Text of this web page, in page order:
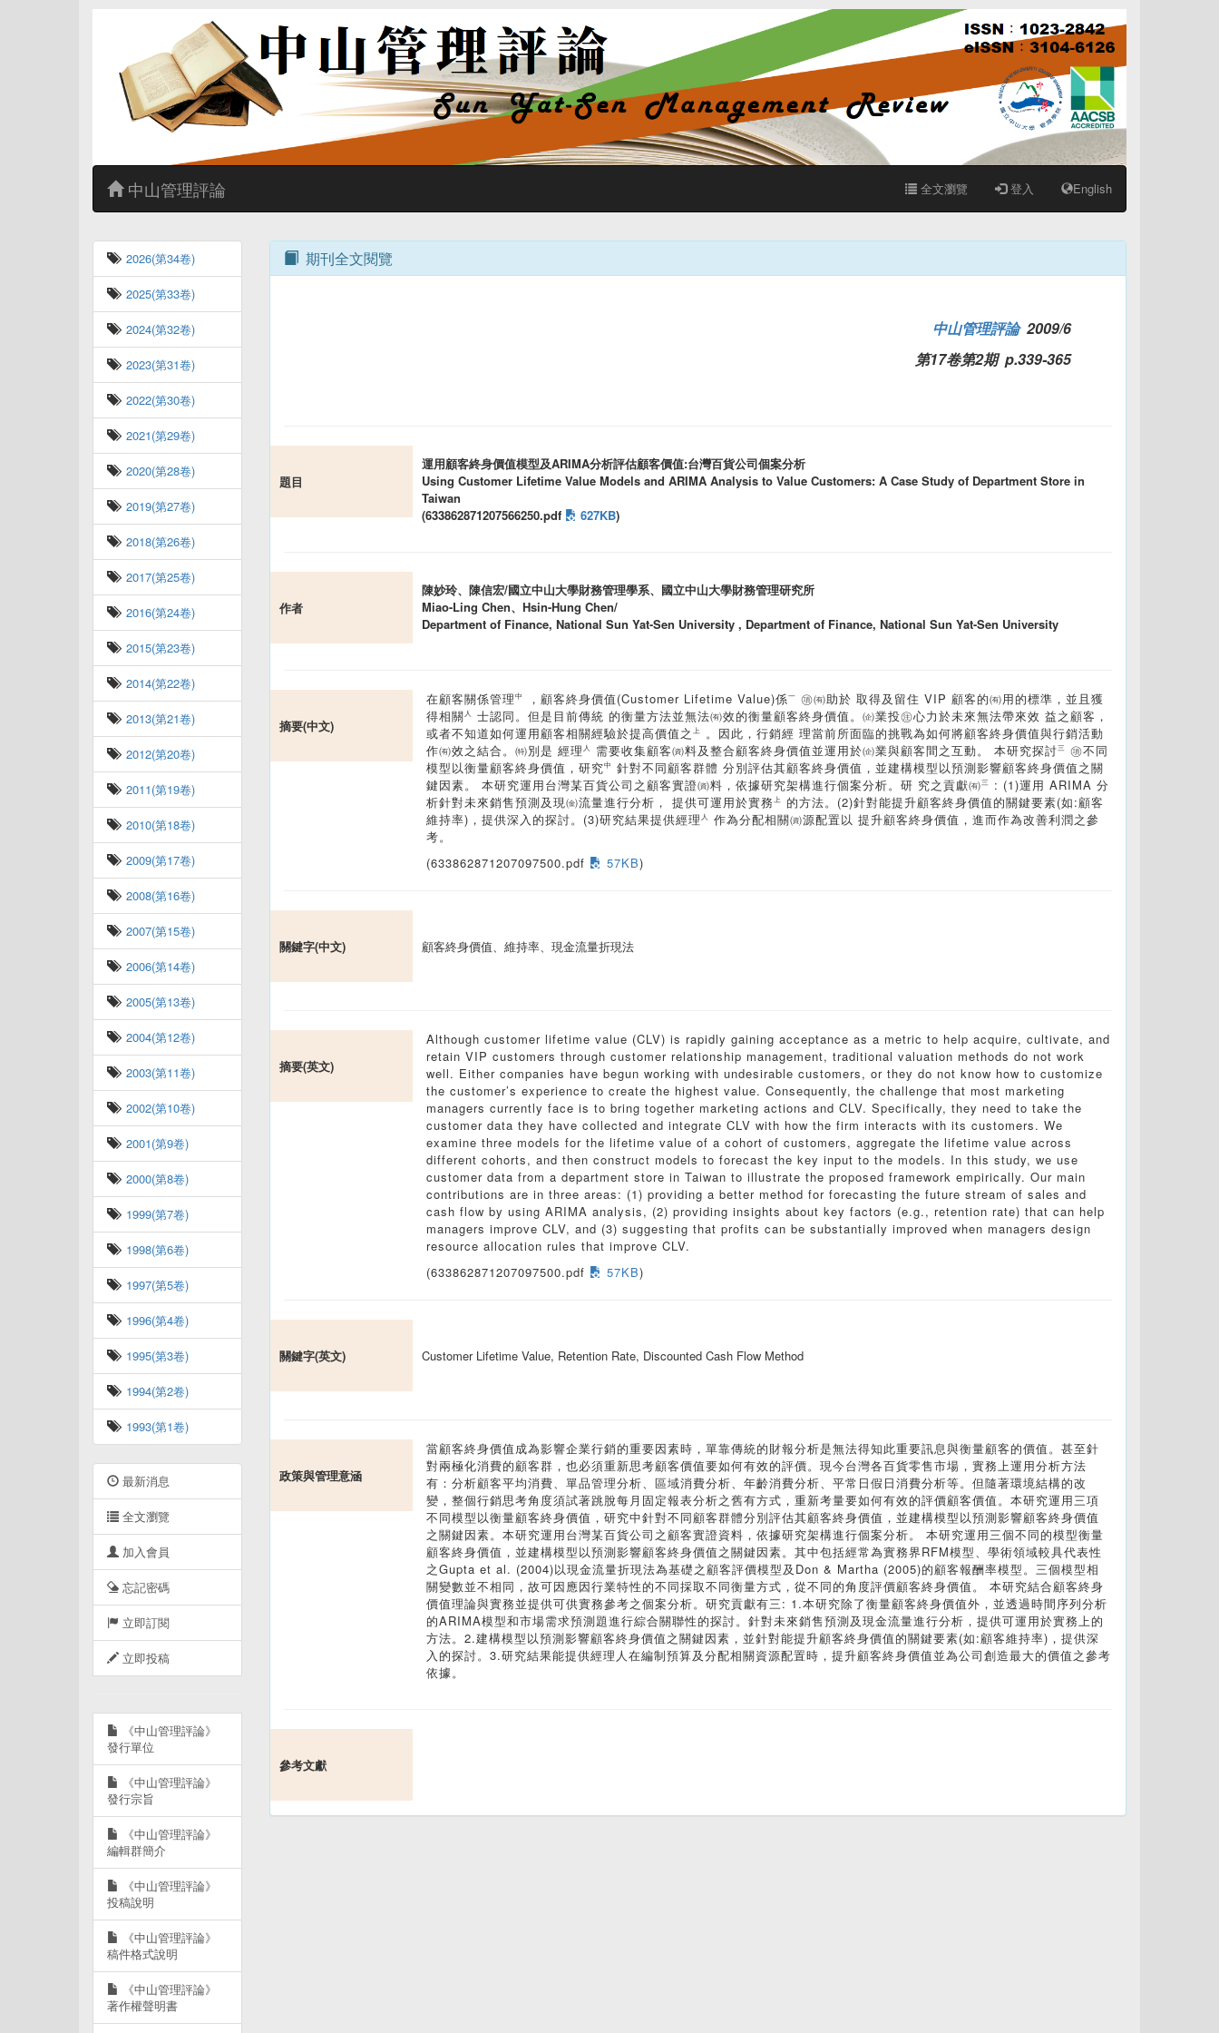
中山管理評論 全文瀏覽 登入 English
2026(第34卷)
2025(第33卷)
2024(第32卷)
2023(第31卷)
2022(第30卷)
2021(第29卷)
2020(第28卷)
2019(第27卷)
2018(第26卷)
2017(第25卷)
2016(第24卷)
2015(第23卷)
2014(第22卷)
2013(第21卷)
2012(第20卷)
2011(第19卷)
2010(第18卷)
2009(第17卷)
2008(第16卷)
2007(第15卷)
2006(第14卷)
2005(第13卷)
2004(第12卷)
2003(第11卷)
2002(第10卷)
2001(第9卷)
2000(第8卷)
1999(第7卷)
1998(第6卷)
1997(第5卷)
1996(第4卷)
1995(第3卷)
1994(第2卷)
1993(第1卷)
最新消息
全文瀏覽
加入會員
忘記密碼
立即訂閱
立即投稿
《中山管理評論》
發行單位
《中山管理評論》
發行宗旨
《中山管理評論》
編輯群簡介
《中山管理評論》
投稿說明
《中山管理評論》
稿件格式說明
《中山管理評論》
著作權聲明書
期刊全文閱覽
中山管理評論2009/6
第17卷第2期 p.339-365
題目
運用顧客終身價值模型及ARIMA分析評估顧客價值:台灣百貨公司個案分析
Using Customer Lifetime Value Models and ARIMA Analysis to Value Customers: A Case Study of Department Store in
Taiwan
(633862871207566250.pdf
627KB)
作者
陳妙玲、陳信宏/國立中山大學財務管理學系、國立中山大學財務管理研究所
Miao-Ling Chen、Hsin-Hung Chen/
Department of Finance, National Sun Yat-Sen University , Department of Finance, National Sun Yat-Sen University
摘要(中文)
在顧客關係管理㆗，顧客終身價值(Customer Lifetime Value)係㆒㊠㈲助於 取得及留住 VIP 顧客的㈲用的標準，並且獲
得相關㆟士認同。但是目前傳統 的衡量方法並無法㈲效的衡量顧客終身價值。㈽業投㊟心力於未來無法帶來效 益之顧客，
或者不知道如何運用顧客相關經驗於提高價值之㆖。因此，行銷經 理當前所面臨的挑戰為如何將顧客終身價值與行銷活動
作㈲效之結合。㈵別是 經理㆟需要收集顧客㈾料及整合顧客終身價值並運用於㈽業與顧客間之互動。 本研究探討㆔㊠不同
模型以衡量顧客終身價值，研究㆗針對不同顧客群體 分別評估其顧客終身價值，並建構模型以預測影響顧客終身價值之關
鍵因素。 本研究運用台灣某百貨公司之顧客實證㈾料，依據研究架構進行個案分析。研 究之貢獻㈲㆔: (1)運用 ARIMA 分
析針對未來銷售預測及現㈮流量進行分析， 提供可運用於實務㆖的方法。(2)針對能提升顧客終身價值的關鍵要素(如:顧客
維持率)，提供深入的探討。(3)研究結果提供經理㆟作為分配相關㈾源配置以 提升顧客終身價值，進而作為改善利潤之參
考。
(633862871207097500.pdf
57KB)
關鍵字(中文) 顧客終身價值、維持率、現金流量折現法
摘要(英文)
Although customer lifetime value (CLV) is rapidly gaining acceptance as a metric to help acquire, cultivate, and
retain VIP customers through customer relationship management, traditional valuation methods do not work
well. Either companies have begun working with undesirable customers, or they do not know how to customize
the customer’s experience to create the highest value. Consequently, the challenge that most marketing
managers currently face is to bring together marketing actions and CLV. Specifically, they need to take the
customer data they have collected and integrate CLV with how the firm interacts with its customers. We
examine three models for the lifetime value of a cohort of customers, aggregate the lifetime value across
different cohorts, and then construct models to forecast the key input to the models. In this study, we use
customer data from a department store in Taiwan to illustrate the proposed framework empirically. Our main
contributions are in three areas: (1) providing a better method for forecasting the future stream of sales and
cash flow by using ARIMA analysis, (2) providing insights about key factors (e.g., retention rate) that can help
managers improve CLV, and (3) suggesting that profits can be substantially improved when managers design
resource allocation rules that improve CLV.
(633862871207097500.pdf
57KB)
關鍵字(英文) Customer Lifetime Value, Retention Rate, Discounted Cash Flow Method
政策與管理意涵
當顧客終身價值成為影響企業行銷的重要因素時，單靠傳統的財報分析是無法得知此重要訊息與衡量顧客的價值。甚至針
對兩極化消費的顧客群，也必須重新思考顧客價值要如何有效的評價。現今台灣各百貨零售市場，實務上運用分析方法
有：分析顧客平均消費、單品管理分析、區域消費分析、年齡消費分析、平常日假日消費分析等。但隨著環境結構的改
變，整個行銷思考角度須試著跳脫每月固定報表分析之舊有方式，重新考量要如何有效的評價顧客價值。本研究運用三項
不同模型以衡量顧客終身價值，研究中針對不同顧客群體分別評估其顧客終身價值，並建構模型以預測影響顧客終身價值
之關鍵因素。本研究運用台灣某百貨公司之顧客實證資料，依據研究架構進行個案分析。 本研究運用三個不同的模型衡量
顧客終身價值，並建構模型以預測影響顧客終身價值之關鍵因素。其中包括經常為實務界RFM模型、學術領域較具代表性
之Gupta et al. (2004)以現金流量折現法為基礎之顧客評價模型及Don & Martha (2005)的顧客報酬率模型。三個模型相
關變數並不相同，故可因應因行業特性的不同採取不同衡量方式，從不同的角度評價顧客終身價值。 本研究結合顧客終身
價值理論與實務並提供可供實務參考之個案分析。研究貢獻有三: 1.本研究除了衡量顧客終身價值外，並透過時間序列分析
的ARIMA模型和市場需求預測題進行綜合關聯性的探討。針對未來銷售預測及現金流量進行分析，提供可運用於實務上的
方法。2.建構模型以預測影響顧客終身價值之關鍵因素，並針對能提升顧客終身價值的關鍵要素(如:顧客維持率)，提供深
入的探討。3.研究結果能提供經理人在編制預算及分配相關資源配置時，提升顧客終身價值並為公司創造最大的價值之參考
依據。
參考文獻